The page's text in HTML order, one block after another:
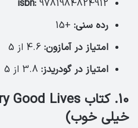
isbn: 9781984824912
رده سنی: +15
امتیاز در آمازون:
امتیاز در گودریدز:
خیلی خوب)